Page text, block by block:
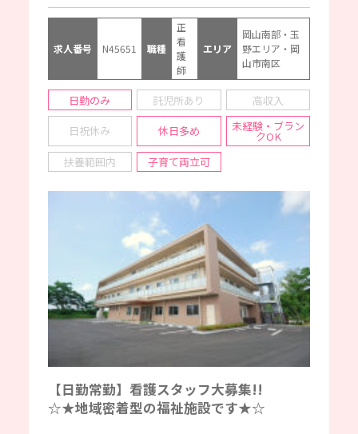
求人番号 N45651 職種
正
看
護
師
エリア
岡山南部・玉
野エリア・岡
山市南区
日勤のみ 託児所あり 高収入
日祝休み 休日多め 未経験・ブラン
クOK
扶養範囲内
子育て両立可
【日勤常勤】看護スタッフ大募集!!
☆★地域密着型の福祉施設です★☆